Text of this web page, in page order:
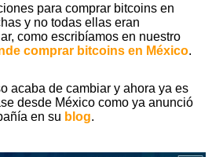
para comprar bitcoins en
y no todas ellas eran
como escribíamos en nuestro
comprar bitcoins en México.
acaba de cambiar y ahora ya es
desde México como ya anunció
en su blog.